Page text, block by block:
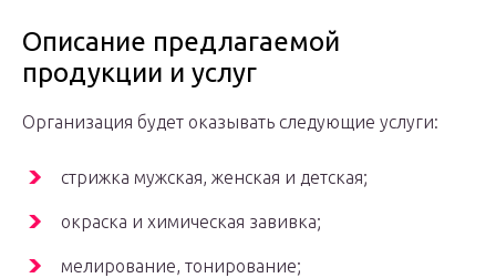
Описание предлагаемой
продукции и услуг
Организация будет оказывать следующие услуги:
стрижка мужская, женская и детская;
окраска и химическая завивка;
мелирование, тонирование;